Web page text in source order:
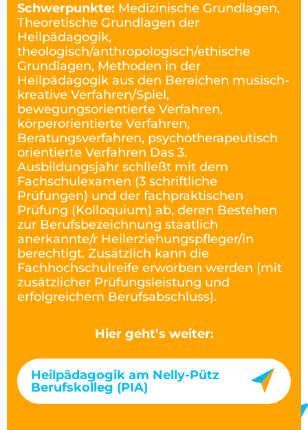
Schwerpunkte: Medizinische Grundlagen,
Theoretische Grundlagen der
Heilpädagogik,
theologisch/anthropologisch/ethische
Grundlagen, Methoden in der
Heilpädagogik aus den Bereichen musisch-
kreative Verfahren/Spiel,
bewegungsorientierte Verfahren,
körperorientierte Verfahren,
Beratungsverfahren, psychotherapeutisch
orientierte Verfahren Das 3.
Ausbildungsjahr schließt mit dem
Fachschulexamen (3 schriftliche
Prüfungen) und der fachpraktischen
Prüfung (Kolloquium) ab, deren Bestehen
zur Berufsbezeichnung staatlich
anerkannte/r Heilerziehungspfleger/in
berechtigt. Zusätzlich kann die
Fachhochschulreife erworben werden (mit
zusätzlicher Prüfungsleistung und
erfolgreichem Berufsabschluss).
Hier geht’s weiter:
Heilpädagogik am Nelly-Pütz
Berufskolleg (PIA)